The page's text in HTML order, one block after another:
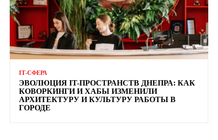
ІТ-СФЕРА
ЭВОЛЮЦИЯ IT-ПРОСТРАНСТВ ДНЕПРА: КАК
КОВОРКИНГИ И ХАБЫ ИЗМЕНИЛИ
АРХИТЕКТУРУ И КУЛЬТУРУ РАБОТЫ В
ГОРОДЕ